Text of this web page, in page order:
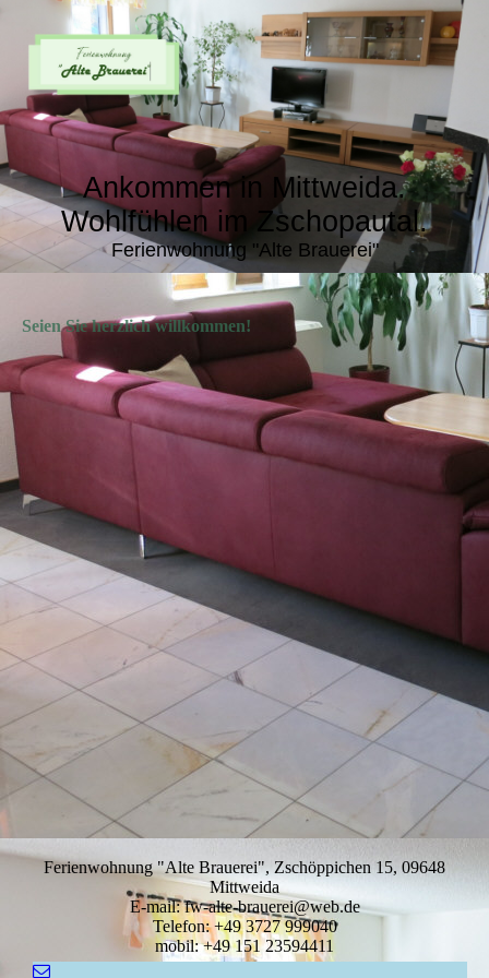
Ankommen in Mittweida.
Wohlfühlen im Zschopautal.
Ferienwohnung "Alte Brauerei"
Seien Sie herzlich willkommen!
Ferienwohnung "Alte Brauerei", Zschöppichen 15, 09648
Mittweida
E-mail: fw-alte-brauerei@web.de
Telefon: +49 3727 999040
mobil: +49 151 23594411